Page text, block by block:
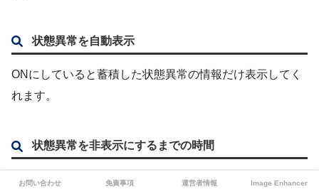
状態異常を自動表示
ONにしていると蓄積した状態異常の情報だけ表示してく
れます。
状態異常を非表示にするまでの時間
「状態異常を自動表示」をONにしている時の表示が消え
お問い合わせ 免責事項 運営者情報 Image Enhancer